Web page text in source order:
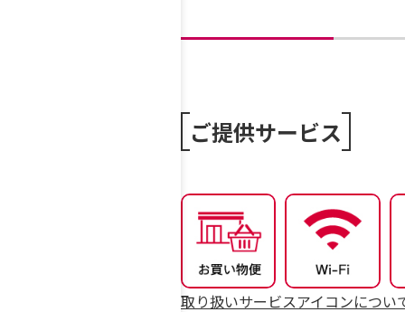
ご提供サービス
取り扱いサービスアイコンについ